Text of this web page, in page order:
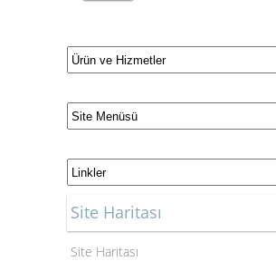
Site Haritası
Site Haritası